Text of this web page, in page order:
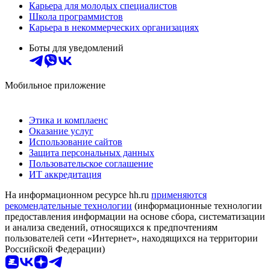
Карьера для молодых специалистов
Школа программистов
Карьера в некоммерческих организациях
Боты для уведомлений
Мобильное приложение
Этика и комплаенс
Оказание услуг
Использование сайтов
Защита персональных данных
Пользовательское соглашение
ИТ аккредитация
На информационном ресурсе hh.ru применяются
рекомендательные технологии (информационные технологии
предоставления информации на основе сбора, систематизации
и анализа сведений, относящихся к предпочтениям
пользователей сети «Интернет», находящихся на территории
Российской Федерации)